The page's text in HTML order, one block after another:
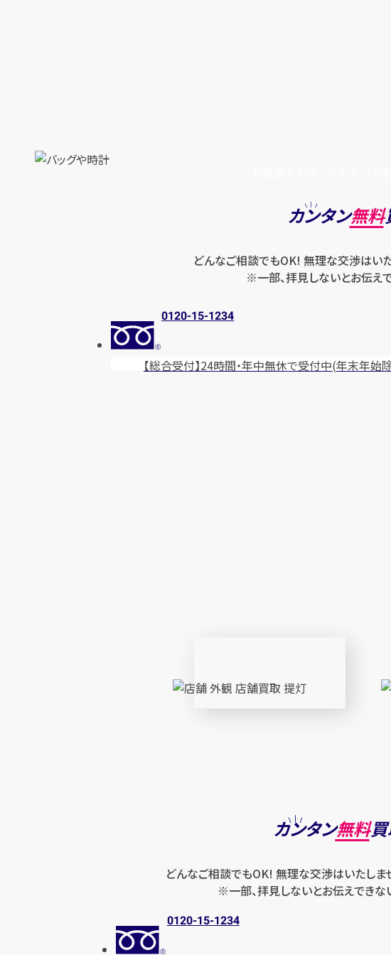
カンタン無料
どんなご相談でもOK! 無理な交渉はい
※一部、拝見しないとお伝え
0120-15-1234
【総合受付】24時間・年中無休で受付中(年末年始
カンタン無料
どんなご相談でもOK! 無理な交渉はいたしま
※一部、拝見しないとお伝えできな
0120-15-1234